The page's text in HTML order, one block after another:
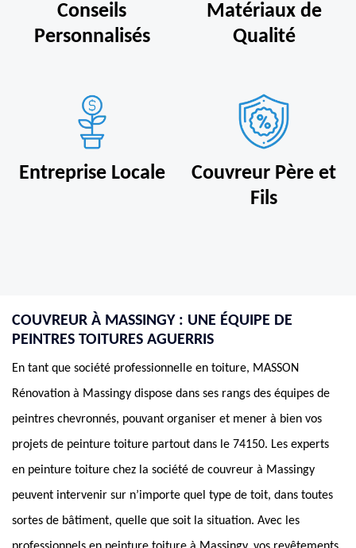
Conseils
Personnalisés
Matériaux de
Qualité
Entreprise Locale
Couvreur Père et
Fils
COUVREUR À MASSINGY : UNE ÉQUIPE DE
PEINTRES TOITURES AGUERRIS
En tant que société professionnelle en toiture, MASSON
Rénovation à Massingy dispose dans ses rangs des équipes de
peintres chevronnés, pouvant organiser et mener à bien vos
projets de peinture toiture partout dans le 74150. Les experts
en peinture toiture chez la société de couvreur à Massingy
peuvent intervenir sur n’importe quel type de toit, dans toutes
sortes de bâtiment, quelle que soit la situation. Avec les